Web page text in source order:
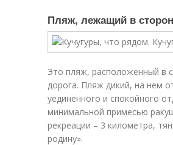
Пляж, лежащий в
Это пляж, расположенный в
дорога. Пляж дикий, на нем
уединенного и спокойного
минимальной примесью
рекреации – 3 километра,
родину».